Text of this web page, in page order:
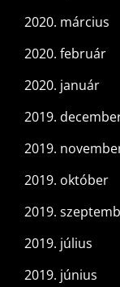
2020. március
2020. február
2020. január
2019.
2019.
2019. október
2019.
2019. július
2019. június